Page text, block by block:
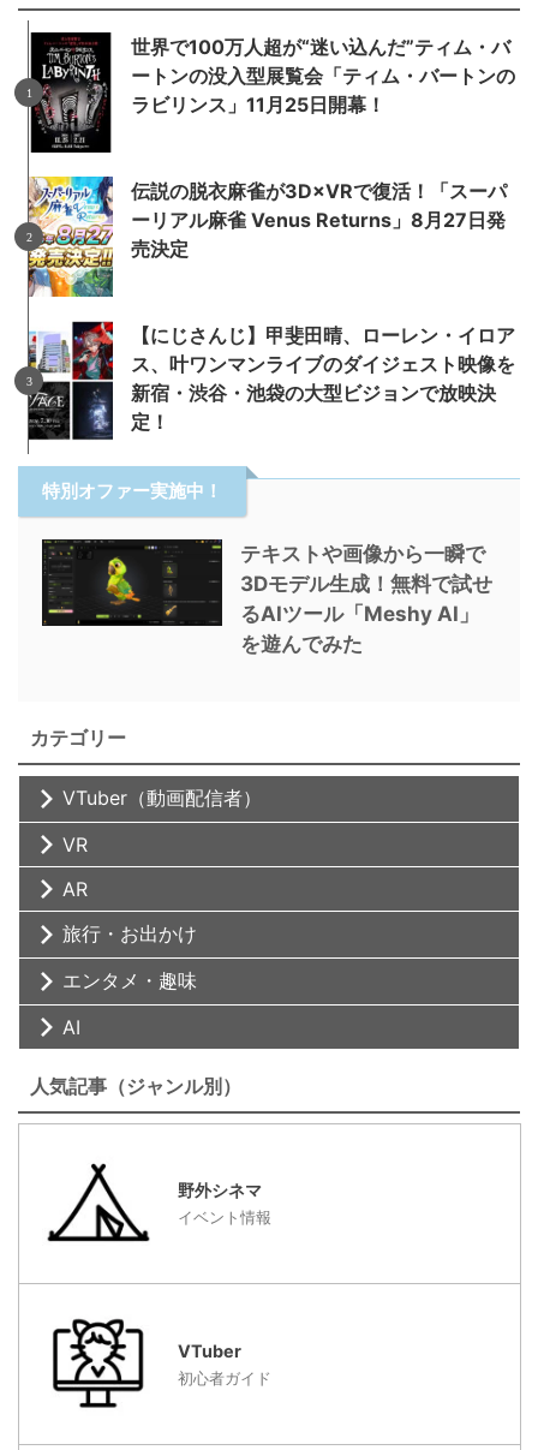
世界で100万人超が“迷い込んだ”ティム・バ
ートンの没入型展覧会「ティム・バートンの
ラビリンス」11月25日開幕！
伝説の脱衣麻雀が3D×VRで復活！「スーパ
ーリアル麻雀 Venus Returns」8月27日発
売決定
【にじさんじ】甲斐田晴、ローレン・イロア
ス、叶ワンマンライブのダイジェスト映像を
新宿・渋谷・池袋の大型ビジョンで放映決
定！
特別オファー実施中！
テキストや画像から一瞬で
3Dモデル生成！無料で試せ
るAIツール「Meshy AI」
を遊んでみた
カテゴリー
VTuber（動画配信者）
VR
AR
旅行・お出かけ
エンタメ・趣味
AI
人気記事（ジャンル別）
野外シネマ
イベント情報
VTuber
初心者ガイド